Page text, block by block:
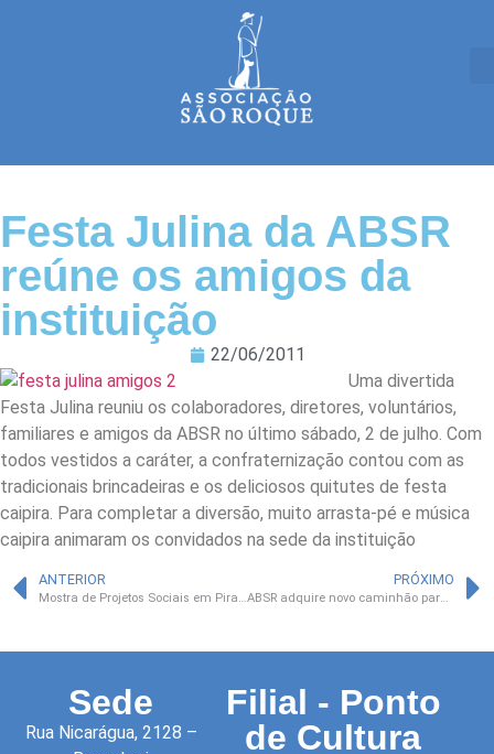
Festa Julina da ABSR
reúne os amigos da
instituição
22/06/2011
Uma divertida
Festa Julina reuniu os colaboradores, diretores, voluntários,
familiares e amigos da ABSR no último sábado, 2 de julho. Com
todos vestidos a caráter, a confraternização contou com as
tradicionais brincadeiras e os deliciosos quitutes de festa
caipira. Para completar a diversão, muito arrasta-pé e música
caipira animaram os convidados na sede da instituição
ANTERIOR
Mostra de Projetos Sociais em Piraquara expõe ações em prol dos Objetivos do Milênio*
PRÓXIMO
ABSR adquire novo caminhão para ajudar em suas ações
Sede
Rua Nicarágua, 2128 –
Filial - Ponto
de Cultura